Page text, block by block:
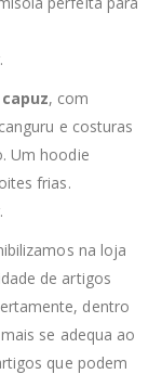
, com
e costuras
Um hoodie
frias.
na loja
de artigos
dentro
se adequa ao
que podem